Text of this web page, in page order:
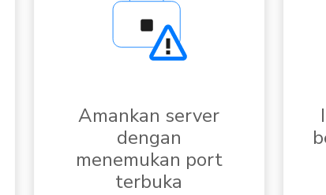
Amankan server
dengan
menemukan port
terbuka